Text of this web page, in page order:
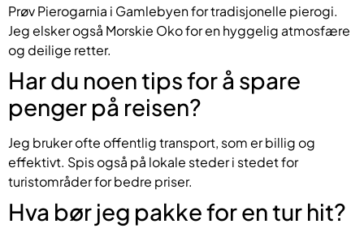
Prøv Pierogarnia i Gamlebyen for tradisjonelle pierogi.
Jeg elsker også Morskie Oko for en hyggelig atmosfære
og deilige retter.
Har du noen tips for å spare
penger på reisen?
Jeg bruker ofte offentlig transport, som er billig og
effektivt. Spis også på lokale steder i stedet for
turistområder for bedre priser.
Hva bør jeg pakke for en tur hit?